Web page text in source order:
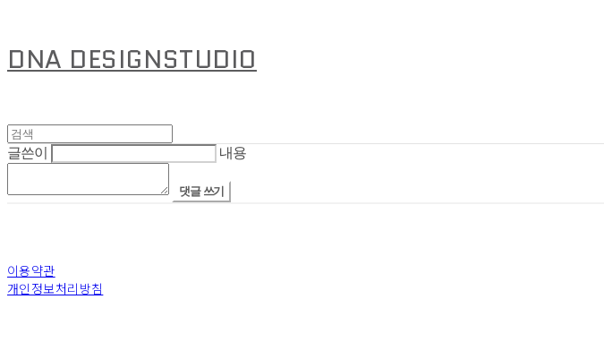
DNA DESIGNSTUDIO
글쓴이 내용
댓글 쓰기
이용약관
개인정보처리방침